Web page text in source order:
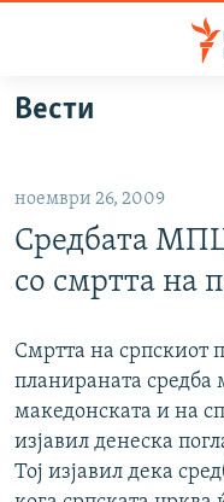
Оди
на
главната
навигација
Премини
на
пребарување
ВИЗУЕЛНО
ВЕСТИ
ШТО ТРЕБА ДА ЗНАЕТЕ
ПРИЈАВИ СЕ ЗА
ПОДКАСТ ЗОШТО?
СЛЕДЕТЕ НЕ
Вести
ноември 26, 2009
Средбата
со смртта на
Смртта на српскиот
планираната средба
македонската и на
изјавил денеска
Тој изјавил дека